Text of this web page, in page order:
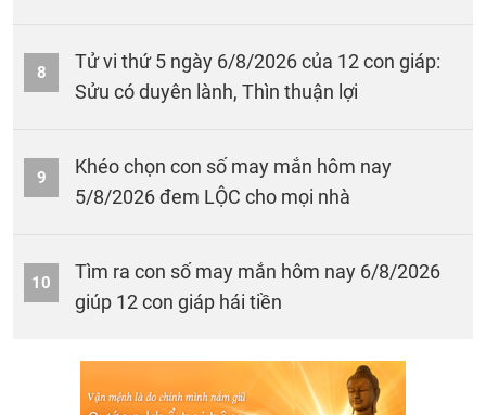
8
Tử vi thứ 5 ngày 6/8/2026 của 12 con giáp:
Sửu có duyên lành, Thìn thuận lợi
9
Khéo chọn con số may mắn hôm nay
5/8/2026 đem LỘC cho mọi nhà
10
Tìm ra con số may mắn hôm nay 6/8/2026
giúp 12 con giáp hái tiền